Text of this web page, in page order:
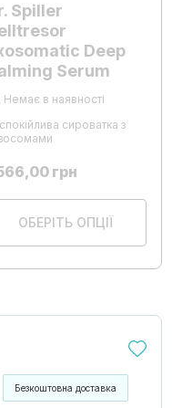
Spiller
Deep
Serum
Немає в наявності
сироватка з
грн
ОБЕРІТЬ ОПЦІЇ
Безкоштовна доставка